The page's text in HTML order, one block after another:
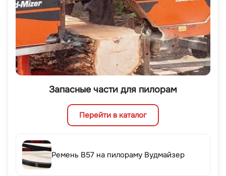
Запасные части для пилорам
Перейти в каталог
Ремень B57 на пилораму Вудмайзер